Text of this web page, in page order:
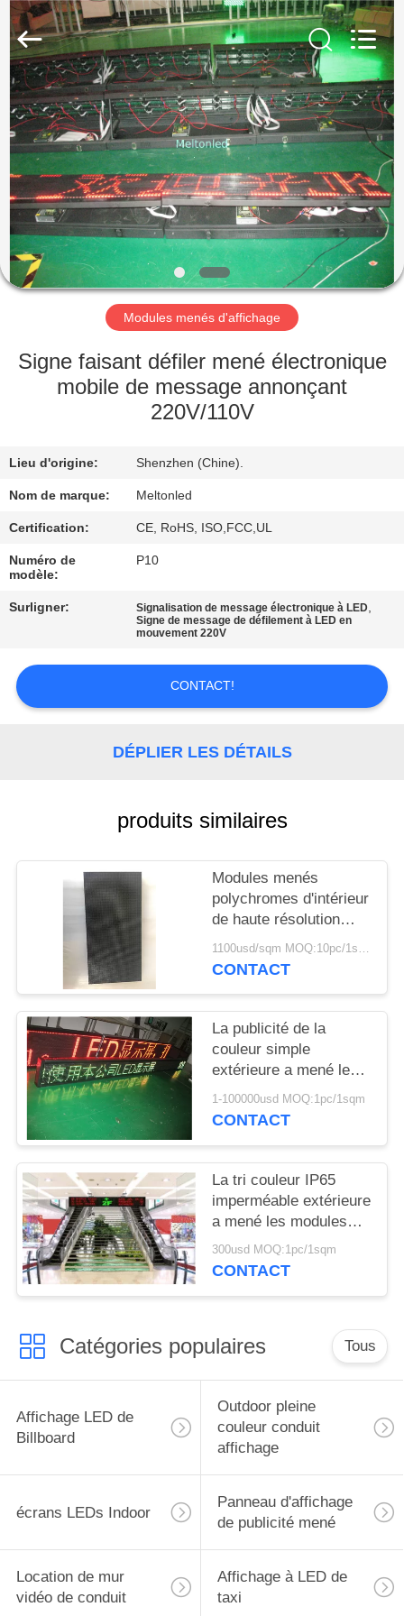
MAISON
PRODUITS
AU
SUJET
DE
NOUS
VISITE
D'USINE
DE
QUALITÉ
COMPANY
NEWS
DU
SITE
2026
Melton
optoelectronics
co.,
LTD.
Rights
Reserved.
Modules menés d'affichage
Signe faisant défiler mené électronique
mobile de message annonçant
220V/110V
Lieu d'origine: Shenzhen (Chine).
Nom de marque: Meltonled
Certification: CE, RoHS, ISO,FCC,UL
Numéro de
modèle:
P10
Surligner: Signalisation de message électronique à LED,
Signe de message de défilement à LED en
mouvement 220V
CONTACT!
DÉPLIER LES DÉTAILS
produits similaires
Modules menés
polychromes d'intérieur
de haute résolution
superbes d'affichage
de P2 SMD
1100usd/sqm MOQ:10pc/1sqm
CONTACT
La publicité de la
couleur simple
extérieure a mené les
modules AC220V de
haute résolution /110V
1-100000usd MOQ:1pc/1sqm
CONTACT
La tri couleur IP65
imperméable extérieure
a mené les modules
RB/RG d'affichage en
Inde
300usd MOQ:1pc/1sqm
CONTACT
Catégories populaires Tous
Affichage LED de
Billboard
Outdoor pleine
couleur conduit
affichage
écrans LEDs Indoor
Panneau d'affichage
de publicité mené
Location de mur
vidéo de conduit
Affichage à LED de
taxi